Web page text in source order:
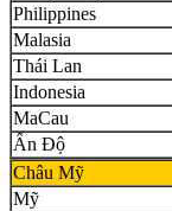
Philippines
Malasia
Thái Lan
Indonesia
MaCau
Ấn Độ
Châu Mỹ
Mỹ